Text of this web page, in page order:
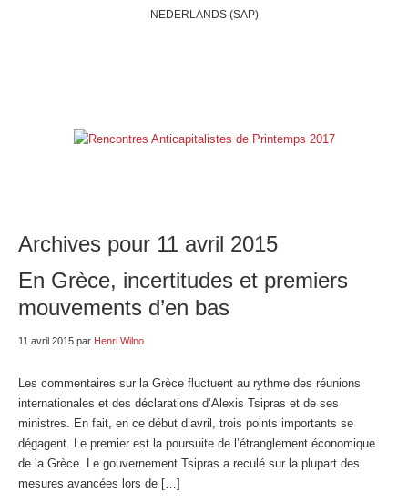
NEDERLANDS (SAP)
Archives pour 11 avril 2015
En Grèce, incertitudes et premiers
mouvements d’en bas
11 avril 2015 par Henri Wilno
Les commentaires sur la Grèce fluctuent au rythme des réunions
internationales et des déclarations d’Alexis Tsipras et de ses
ministres. En fait, en ce début d’avril, trois points importants se
dégagent. Le premier est la poursuite de l’étranglement économique
de la Grèce. Le gouvernement Tsipras a reculé sur la plupart des
mesures avancées lors de […]